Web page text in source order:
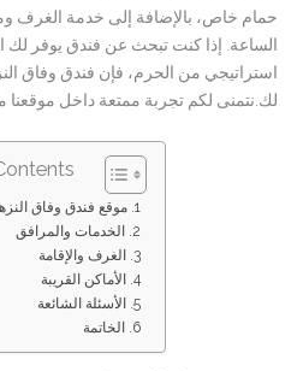
حمام خاص، بالإضافة إلى خدمة الغرف
الساعة. إذا كنت تبحث عن فندق يوفر لك
استراتيجي من الحرم، فإن فندق وفاق
لك.نتمنى لكم تجربة ممتعة داخل موقعنا
موقع فندق وفاق
الخدمات والمرافق
الغرف والإقامة
الأماكن القريبة
الأسئلة الشائعة
الخاتمة